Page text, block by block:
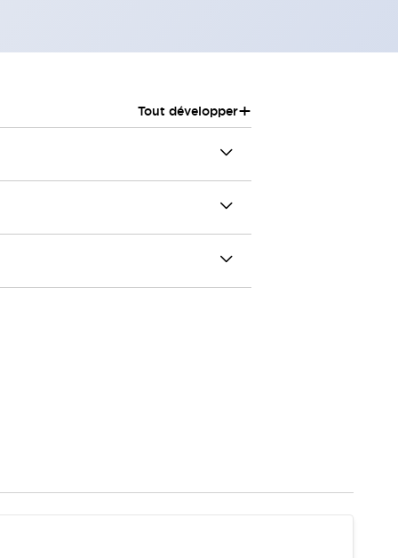
Tout développer+